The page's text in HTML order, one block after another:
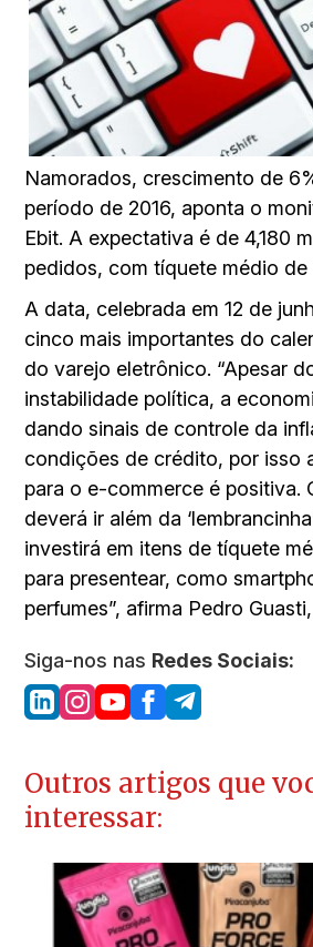
Namorados, crescimento de
período de 2016, aponta o
Ebit. A expectativa é de 4,180
pedidos, com tíquete médio de
A data, celebrada em 12 de
cinco mais importantes do
do varejo eletrônico. “Apesar
instabilidade política, a
dando sinais de controle da
condições de crédito, por isso
para o e-commerce é positiva.
deverá ir além da
investirá em itens de tíquete
para presentear, como
perfumes”, afirma Pedro
Siga-nos nas Redes Sociais:
Outros artigos que
interessar: